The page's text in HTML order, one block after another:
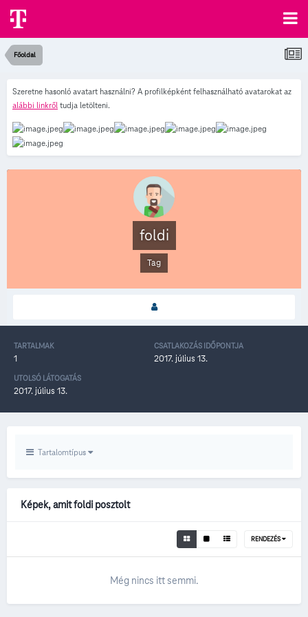
Főoldal
Szeretne hasonló avatart használni? A profilképként felhasználható avatarokat az
alábbi linkről tudja letölteni.
foldi
Tag
TARTALMAK
1
CSATLAKOZÁS IDŐPONTJA
2017. július 13.
UTOLSÓ LÁTOGATÁS
2017. július 13.
Tartalomtípus
Képek, amit foldi posztolt
RENDEZÉS
Még nincs itt semmi.